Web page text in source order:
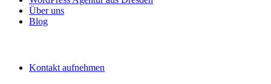
Über uns
Blog
Kontakt aufnehmen